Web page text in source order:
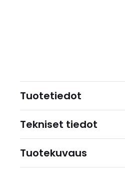
Tuotetiedot
Tekniset tiedot
Tuotekuvaus